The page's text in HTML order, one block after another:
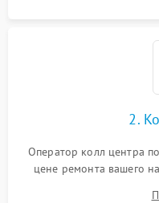
2.
Оператор колл центра
цене ремонта вашего